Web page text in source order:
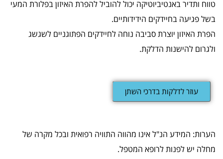
טווח ותדיר באנטיביוטיקה יכול להוביל להפרת האיזון בפלורת המעי
בשל פגיעה בחיידקים הידידותיים.
הפרת האיזון יוצרת סביבה נוחה לחיידקים הפתוגניים לשגשג
ולגרום להישנות הדלקת.
עוזר לדלקות בדרכי השתן
הערות: המידע הנ"ל אינו מהווה התוויה רפואית ובכל מקרה של
מחלה יש לפנות לרופא המטפל.